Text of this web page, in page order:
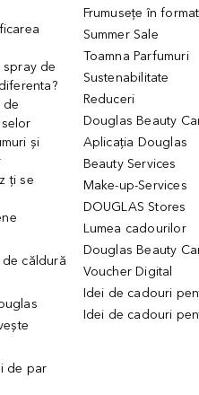
spray de
de
și
ți se
căldură
de par
Frumusețe în
Summer Sale
Toamna Parfumuri
Sustenabilitate
Reduceri
Douglas Beauty
Aplicația Douglas
Beauty Services
Make-up-Services
DOUGLAS Stores
Lumea cadourilor
Douglas Beauty
Voucher Digital
Idei de cadouri
Idei de cadouri